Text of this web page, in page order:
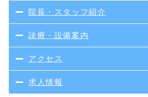
院長・スタッフ紹介
診療・設備案内
アクセス
求人情報